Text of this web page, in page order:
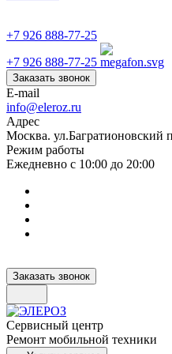
+7 926 888-77-25
+7 926 888-77-25
Заказать звонок
E-mail
info@eleroz.ru
Адрес
Москва. ул.Багратионовский
Режим работы
Ежедневно с 10:00 до 20:00
Заказать звонок
Сервисный центр
Ремонт мобильной техники